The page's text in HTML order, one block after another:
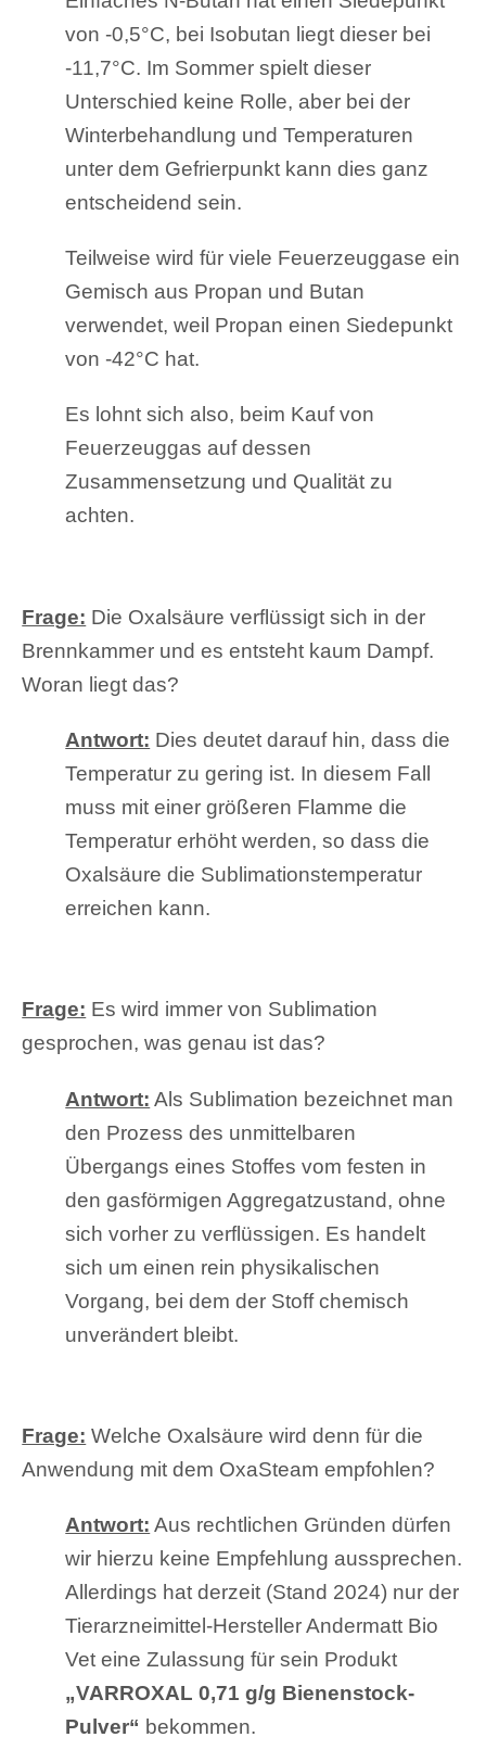
von -0,5°C, bei Isobutan liegt dieser bei
-11,7°C. Im Sommer spielt dieser
Unterschied keine Rolle, aber bei der
Winterbehandlung und Temperaturen
unter dem Gefrierpunkt kann dies ganz
entscheidend sein.
Teilweise wird für viele Feuerzeuggase ein
Gemisch aus Propan und Butan
verwendet, weil Propan einen Siedepunkt
von -42°C hat.
Es lohnt sich also, beim Kauf von
Feuerzeuggas auf dessen
Zusammensetzung und Qualität zu
achten.
Frage: Die Oxalsäure verflüssigt sich in der
Brennkammer und es entsteht kaum Dampf.
Woran liegt das?
Antwort: Dies deutet darauf hin, dass die
Temperatur zu gering ist. In diesem Fall
muss mit einer größeren Flamme die
Temperatur erhöht werden, so dass die
Oxalsäure die Sublimationstemperatur
erreichen kann.
Frage: Es wird immer von Sublimation
gesprochen, was genau ist das?
Antwort: Als Sublimation bezeichnet man
den Prozess des unmittelbaren
Übergangs eines Stoffes vom festen in
den gasförmigen Aggregatzustand, ohne
sich vorher zu verflüssigen. Es handelt
sich um einen rein physikalischen
Vorgang, bei dem der Stoff chemisch
unverändert bleibt.
Frage: Welche Oxalsäure wird denn für die
Anwendung mit dem OxaSteam empfohlen?
Antwort: Aus rechtlichen Gründen dürfen
wir hierzu keine Empfehlung aussprechen.
Allerdings hat derzeit (Stand 2024) nur der
Tierarzneimittel-Hersteller Andermatt Bio
Vet eine Zulassung für sein Produkt
„VARROXAL 0,71 g/g Bienenstock-
Pulver“ bekommen.